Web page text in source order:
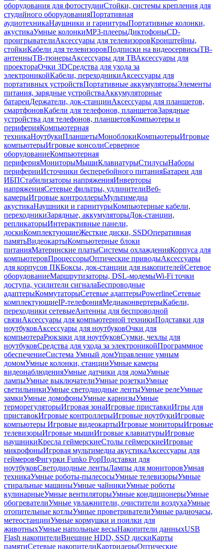
оборудования для фотостудииСтойки, системы крепления для
студийного оборудованияПортативная
аудиотехникаНаушники и гарнитурыПортативные колонки,
акустикаУмные колонкиMP3-плеерыДиктофоныCD-
проигрывателиАксессуары для телевизоровКронштейны,
стойкиКабели для телевизоровПодписки на видеосервисыТВ-
антенныТВ-тюнерыАксессуары для ТВАксессуары для
проектораОчки 3DСредства для ухода за
электроникойКабели, переходникиАксессуары для
портативных устройствПортативные аккумуляторыЭлементы
питания, зарядные устройстваАккумуляторные
батареиДержатели, док-станцииАксессуары для планшетов,
смартфоновКабели для телефонов, планшетовЗарядные
устройства для телефонов, планшетовКомпьютеры и
периферияКомпьютерная
техникаНоутбукиПланшетыМоноблокиКомпьютерыИгровые
компьютерыИгровые консолиСерверное
оборудованиеКомпьютерная
периферияМониторыМышиКлавиатурыСтилусыНаборы
периферииИсточники бесперебойного питанияБатареи для
ИБПСтабилизаторы напряженияИнверторы
напряженияСетевые фильтры, удлинителиВеб-
камерыИгровые контроллерыМультимедиа
акустикаНаушники и гарнитурыКомпьютерные кабели,
переходникиЗарядные, аккумуляторыДок-станции,
репликаторыИнтерактивные панели,
доскиКомплектующиеЖесткие диски, SSDОперативная
памятьВидеокартыКомпьютерные блоки
питанияМатеринские платыСистемы охлажденияКорпуса для
компьютеровПроцессорыОптические приводыАксессуары
для корпусов ПКБоксы, док-станции для накопителейСетевое
оборудованиеМаршрутизаторы, DSL-модемыWi-Fi точки
доступа, усилители сигналаБеспроводные
адаптерыКоммутаторыСетевые адаптерыPowerlineСетевые
комплектующиеIP-телефонияМедиаконвертерыКабели,
переходники сетевыеАнтенны для беспроводной
связиАксессуары для компьютерной техникиПодставки для
ноутбуковАксессуары для ноутбуковОчки для
компьютераРюкзаки для ноутбуковСумки, чехлы для
ноутбуковСредства для ухода за электроникойПрограммное
обеспечениеСистема Умный домУправление умным
домомУмные колонки, станцииУмные камеры
видеонаблюденияУмные датчики для домаУмные
лампыУмные выключателиУмные розеткиУмные
светильникиУмные светодиодные лентыУмные релеУмные
замкиУмные домофоныУмные карнизыУмные
терморегуляторыИгровая зонаИгровые приставкиИгры для
приставокИгровые контроллерыИгровые ноутбукиИгровые
компьютеры Игровые видеокартыИгровые мониторыИгровые
телевизорыИгровые мышиИгровые клавиатурыИгровые
наушникиКресла геймерскиеСтолы геймерскиеИгровые
микрофоныИгровая мультимедиа акустикаАксессуары для
геймеровФигурки Funko PopПодставки для
ноутбуковСветодиодные лентыЛампы для мониторовУмная
техникаУмные роботы-пылесосыУмные телевизорыУмные
стиральные машиныУмные чайникиУмные роботы
кулинарныеУмные вентиляторыУмные кондиционерыУмные
обогревателиУмные увлажнители, очистители воздухаУмные
отопительные котлыУмные проветривателиУмные радиочасы,
метеостанцииУмные кормушки и поилки для
животныхУмные напольные весыНакопители данныхUSB
Flash накопителиВнешние HDD, SSD дискиКарты
памятиСетевые накопителиКартридерыОптические